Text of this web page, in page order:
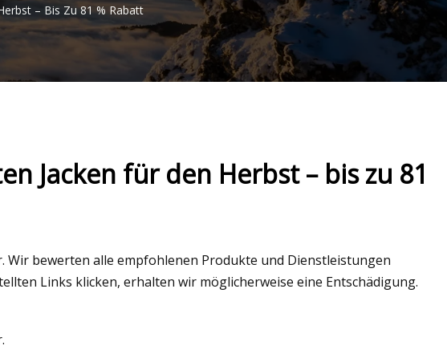
– Bis Zu 81 % Rabatt
Hoch
Jacken für den Herbst – bis zu 81
Wir bewerten alle empfohlenen Produkte und Dienstleistungen
Links klicken, erhalten wir möglicherweise eine Entschädigung.